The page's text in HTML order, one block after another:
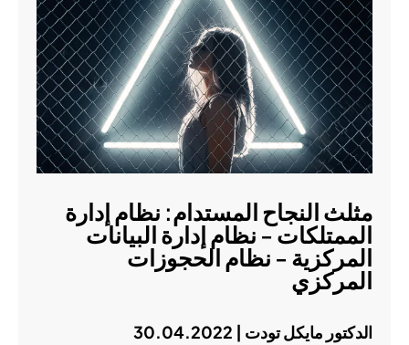
مثلث النجاح المستدام: نظام إدارة
الممتلكات - نظام إدارة البيانات
المركزية - نظام الحجوزات
المركزي
الدكتور مايكل تودت | 30.04.2022